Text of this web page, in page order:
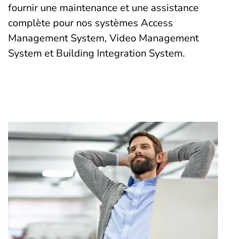
fournir une maintenance et une assistance
complète pour nos systèmes Access
Management System, Video Management
System et Building Integration System.